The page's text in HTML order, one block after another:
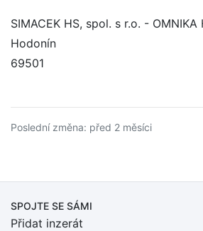
SIMACEK HS, spol. s r.o. - OMNIKA
Hodonín
69501
Poslední změna: před 2 měsíci
SPOJTE SE SÁMI
Přidat inzerát